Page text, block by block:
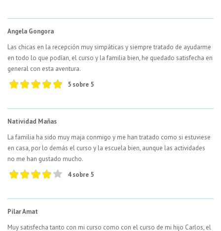
Angela Gongora
Las chicas en la recepción muy simpáticas y siempre tratado de ayudarme
en todo lo que podían, el curso y la familia bien, he quedado satisfecha en
general con esta aventura.
5 sobre 5
Natividad Mañas
La familia ha sido muy maja conmigo y me han tratado como si estuviese
en casa, por lo demás el curso y la escuela bien, aunque las actividades
no me han gustado mucho.
4 sobre 5
Pilar Amat
Muy satisfecha tanto con mi curso como con el curso de mi hijo Carlos, el